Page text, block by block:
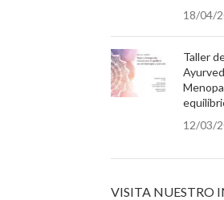
18/04/
Taller
12/03/
VISITA NUESTRO